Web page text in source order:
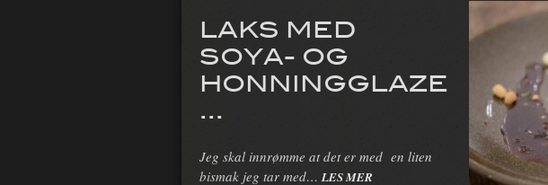
LAKS MED
SOYA- OG
HONNINGGLAZE
...
Jeg skal innrømme at det er med en liten
bismak jeg tar med… LES MER